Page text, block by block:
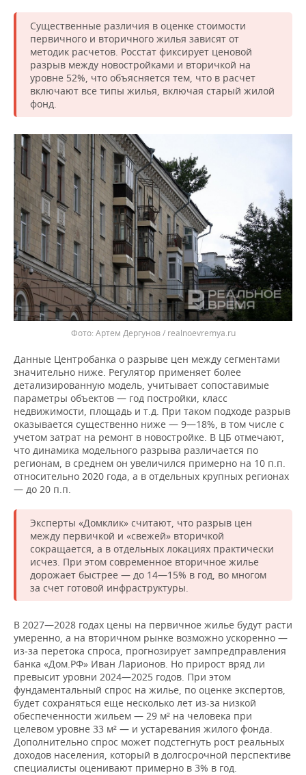
Существенные различия в оценке стоимости
первичного и вторичного жилья зависят от
методик расчетов. Росстат фиксирует ценовой
разрыв между новостройками и вторичкой на
уровне 52%, что объясняется тем, что в расчет
включают все типы жилья, включая старый жилой
фонд.
Артем Дергунов / realnoevremya.ru
Данные Центробанка о разрыве цен между сегментами
значительно ниже. Регулятор применяет более
детализированную модель, учитывает сопоставимые
параметры объектов — год постройки, класс
недвижимости, площадь и т.д. При таком подходе разрыв
оказывается существенно ниже — 9—18%, в том числе с
учетом затрат на ремонт в новостройке. В ЦБ отмечают,
что динамика модельного разрыва различается по
регионам, в среднем он увеличился примерно на 10 п.п.
относительно 2020 года, а в отдельных крупных регионах
— до 20 п.п.
Эксперты «Домклик» считают, что разрыв цен
между первичкой и «свежей» вторичкой
сокращается, а в отдельных локациях практически
исчез. При этом современное вторичное жилье
дорожает быстрее — до 14—15% в год, во многом
за счет готовой инфраструктуры.
В 2027—2028 годах цены на первичное жилье будут расти
умеренно, а на вторичном рынке возможно ускоренно —
из‑за перетока спроса, прогнозирует зампредправления
банка «Дом.РФ» Иван Ларионов. Но прирост вряд ли
превысит уровни 2024—2025 годов. При этом
фундаментальный спрос на жилье, по оценке экспертов,
будет сохраняться еще несколько лет из-за низкой
обеспеченности жильем — 29 м² на человека при
целевом уровне 33 м² — и устаревания жилого фонда.
Дополнительно спрос может подстегнуть рост реальных
доходов населения, который в долгосрочной перспективе
специалисты оценивают примерно в 3% в год.